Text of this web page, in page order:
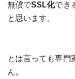
無償でSSL化でき
と思います。
とは言っても専門
ん。